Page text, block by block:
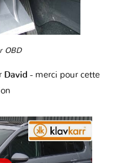
OBD
David - merci pour cette